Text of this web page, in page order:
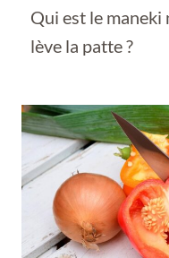
Qui est le maneki
lève la patte ?